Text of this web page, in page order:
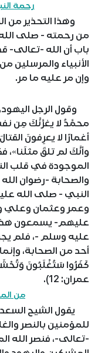
رحمة
وهذا التحذير من
من رحمته - صلى
باب أن الله -تعالى-
الأنبياء والمرسلين
وإن مر عليه ما مر.
وقول الرجل
محمَّدُ لا يغرَّنَّكَ مِن
أغمارًا لا يعرِفونَ
وأنَّكَ لم تلقَ مثلَنا»،
الموجودة في قلب
والصحابة -رضوان
النبي - صلى الله
وعمر وعثمان وعلي
عليهم- يسمعون هذا
عليه وسلم -، فلم
أحد من الصحابة،
كَفَرُوا سَتُغْلَبُونَ
عمران: 12).
من
يقول الشيح
للمؤمنين بالنصر
-تعالى-، فنصر الله